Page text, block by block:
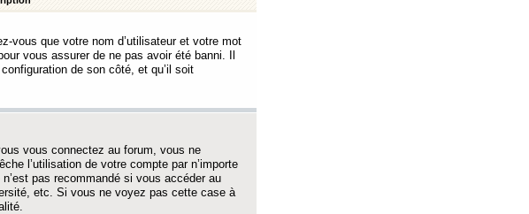
vous que votre nom d’utilisateur et votre mot
vous assurer de ne pas avoir été banni. Il
de son côté, et qu’il soit
vous connectez au forum, vous ne
l’utilisation de votre compte par n’importe
pas recommandé si vous accéder au
etc. Si vous ne voyez pas cette case à